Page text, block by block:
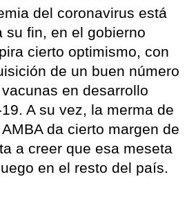
del coronavirus está
su fin, en el gobierno
cierto optimismo, con
de un buen número
en desarrollo
A su vez, la merma de
da cierto margen de
a creer que esa meseta
en el resto del país.